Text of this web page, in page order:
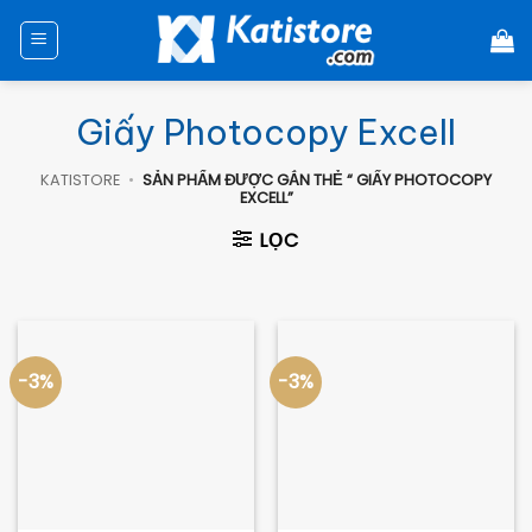
đến
Giấy Photocopy Excell
KATISTORE • SẢN PHẨM ĐƯỢC GẮN THẺ “ GIẤY PHOTOCOPY
EXCELL”
LỌC
-3% -3%